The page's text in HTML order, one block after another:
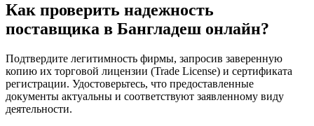
Как проверить надежность
поставщика в Бангладеш онлайн?
Подтвердите легитимность фирмы, запросив заверенную
копию их торговой лицензии (Trade License) и сертификата
регистрации. Удостоверьтесь, что предоставленные
документы актуальны и соответствуют заявленному виду
деятельности.